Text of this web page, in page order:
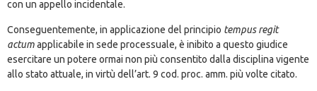
con un appello incidentale.
Conseguentemente, in applicazione del principio tempus regit
actumapplicabile in sede processuale, è inibito a questo giudice
esercitare un potere ormai non più consentito dalla disciplina vigente
allo stato attuale, in virtù dell’art. 9 cod. proc. amm. più volte citato.